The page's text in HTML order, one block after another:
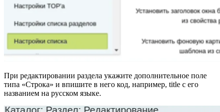
При редактировании раздела укажите дополнительное поле
типа «Строка» и впишите в него код, например, title с его
названием на русском языке.